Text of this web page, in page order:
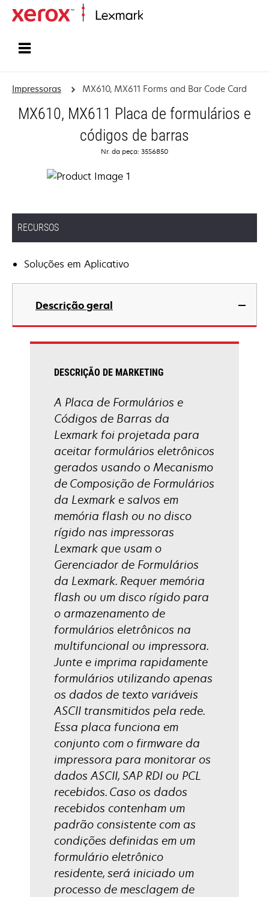
Impressoras MX610, MX611 Forms and Bar Code Card
MX610, MX611 Placa de formulários e
códigos de barras
Nr. da peça: 35S6850
RECURSOS
Soluções em Aplicativo
Descrição geral
DESCRIÇÃO DE MARKETING
A Placa de Formulários e
Códigos de Barras da
Lexmark foi projetada para
aceitar formulários eletrônicos
gerados usando o Mecanismo
de Composição de Formulários
da Lexmark e salvos em
memória flash ou no disco
rígido nas impressoras
Lexmark que usam o
Gerenciador de Formulários
da Lexmark. Requer memória
flash ou um disco rígido para
o armazenamento de
formulários eletrônicos na
multifuncional ou impressora.
Junte e imprima rapidamente
formulários utilizando apenas
os dados de texto variáveis
ASCII transmitidos pela rede.
Essa placa funciona em
conjunto com o firmware da
impressora para monitorar os
dados ASCII, SAP RDI ou PCL
recebidos. Caso os dados
recebidos contenham um
padrão consistente com as
condições definidas em um
formulário eletrônico
residente, será iniciado um
processo de mesclagem de